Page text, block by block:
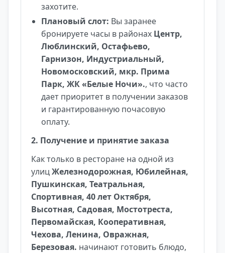
захотите.
Плановый слот: Вы заранее
бронируете часы в районах Центр,
Люблинский, Остафьево,
Гарнизон, Индустриальный,
Новомосковский, мкр. Прима
Парк, ЖК «Белые Ночи»., что часто
дает приоритет в получении заказов
и гарантированную почасовую
оплату.
2. Получение и принятие заказа
Как только в ресторане на одной из
улицЖелезнодорожная, Юбилейная,
Пушкинская, Театральная,
Спортивная, 40 лет Октября,
Высотная, Садовая, Мостотреста,
Первомайская, Кооперативная,
Чехова, Ленина, Овражная,
Березовая. начинают готовить блюдо,